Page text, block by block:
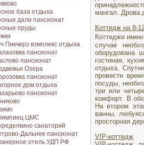
база отдыха
дали пансионат
пруды
Пикчерз комплекс отдыха
пансионат
пансионат
Озера
пансионат
дом отдыха
пансионат
ЦМС
санаторий
Дальнее пансионат
отель УДП РФ
мангал. Дрова
Коттедж на 8-
Коттеджи
случае
оборудована
гостиная,
отдыха.
провести
посуды,
три или
комфорт. В
На втором
ванны,
просторная
VIP-коттедж